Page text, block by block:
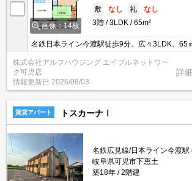
画像：14枚
敷
なし 礼
なし
3階
3LDK 65m²
名鉄日本ライン今渡駅徒歩9分。広々3LDK、65
毎日を。
株式会社アルフハウジング エイブルネットワー
ク可児店
情報更新日 2026/08/03
詳
賃貸アパート トスカーナⅠ
名鉄広見線/日本ライン今渡駅
岐阜県可児市下恵土
築18年
2階建